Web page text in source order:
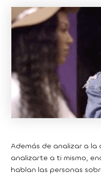
Además de analizar a
analizarte a ti mismo,
hablan las personas